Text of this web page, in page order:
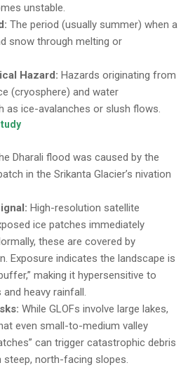
unstable.
The period (usually summer) when a
snow through melting or
Hazard: Hazards originating from
(cryosphere) and water
as ice-avalanches or slush flows.
Dharali flood was caused by the
in the Srikanta Glacier’s nivation
High-resolution satellite
ice patches immediately
these are covered by
Exposure indicates the landscape is
making it hypersensitive to
heavy rainfall.
While GLOFs involve large lakes,
even small-to-medium valley
can trigger catastrophic debris
north-facing slopes.